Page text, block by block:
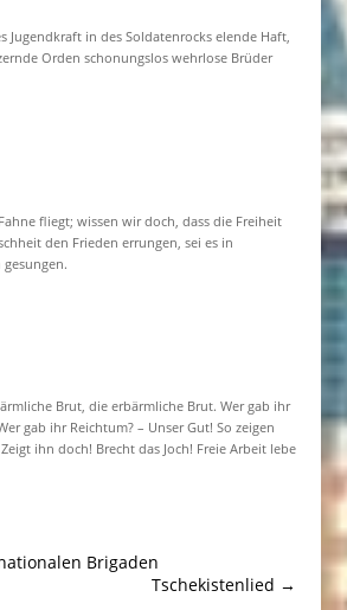
Jugendkraft in des Soldatenrocks elende Haft,
Orden schonungslos wehrlose Brüder
fliegt; wissen wir doch, dass die Freiheit
den Frieden errungen, sei es in
Brut, die erbärmliche Brut. Wer gab ihr
gab ihr Reichtum? – Unser Gut! So zeigen
ihn doch! Brecht das Joch! Freie Arbeit lebe
Brigaden
Tschekistenlied →